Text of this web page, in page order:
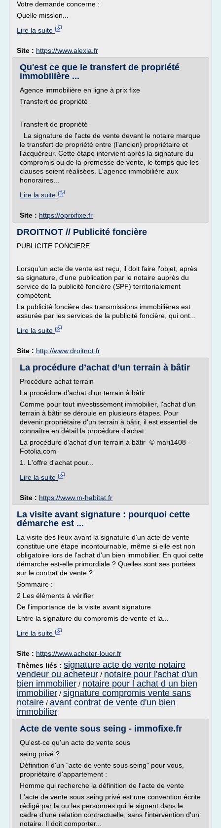
Votre demande concerne :
Quelle mission...
Lire la suite
Site : https://www.alexia.fr
Qu'est ce que le transfert de propriété
immobilière ...
Agence immobilière en ligne à prix fixe
Transfert de propriété
Transfert de propriété
La signature de l'acte de vente devant le notaire marque
le transfert de propriété entre (l'ancien) propriétaire et
l'acquéreur. Cette étape intervient après la signature du
compromis ou de la promesse de vente, le temps que les
clauses soient réalisées. L'agence immobilière aux
honoraires...
Lire la suite
Site : https://oprixfixe.fr
DROITNOT // Publicité foncière
PUBLICITE FONCIERE
Lorsqu'un acte de vente est reçu, il doit faire l'objet, après
sa signature, d'une publication par le notaire auprès du
service de la publicité foncière (SPF) territorialement
compétent.
La publicité foncière des transmissions immobilières est
assurée par les services de la publicité foncière, qui ont...
Lire la suite
Site : http://www.droitnot.fr
La procédure d’achat d’un terrain à bâtir
Procédure achat terrain
La procédure d'achat d'un terrain à bâtir
Comme pour tout investissement immobilier, l'achat d'un
terrain à bâtir se déroule en plusieurs étapes. Pour
devenir propriétaire d'un terrain à bâtir, il est essentiel de
connaître en détail la procédure d'achat.
La procédure d'achat d'un terrain à bâtir © mari1408 -
Fotolia.com
1. L'offre d'achat pour...
Lire la suite
Site : https://www.m-habitat.fr
La visite avant signature : pourquoi cette
démarche est ...
La visite des lieux avant la signature d'un acte de vente
constitue une étape incontournable, même si elle est non
obligatoire lors de l'achat d'un bien immobilier. En quoi cette
démarche est-elle primordiale ? Quelles sont ses portées
sur le contrat de vente ?
Sommaire :
2 Les éléments à vérifier
De l'importance de la visite avant signature
Entre la signature du compromis de vente et la...
Lire la suite
Site : https://www.acheter-louer.fr
Thèmes liés : signature acte de vente notaire
vendeur ou acheteur / notaire pour l'achat d'un
bien immobilier / notaire pour l achat d un bien
immobilier / signature compromis vente sans
notaire / avant contrat de vente d'un bien
immobilier
Acte de vente sous seing - immofixe.fr
Qu'est-ce qu'un acte de vente sous
seing privé ?
Définition d'un "acte de vente sous seing" pour vous,
propriétaire d'appartement :
Homme qui recherche la définition de l'acte de vente
L'acte de vente sous seing privé est une convention écrite
rédigé par la ou les personnes qui le signent dans le
cadre d'une relation contractuelle, sans l'intervention d'un
notaire. Il doit comporter...